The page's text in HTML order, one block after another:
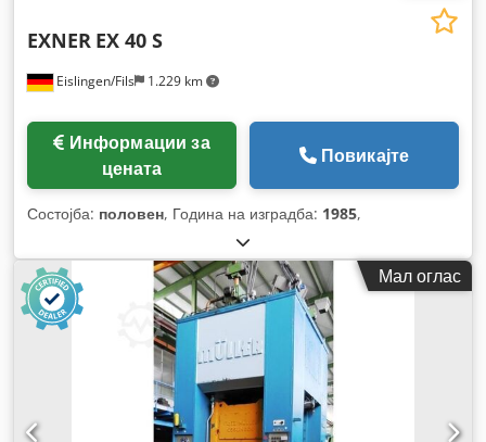
Eislingen/Fils 1.229 km
EXNER EX 40 S
цената
Повикајте
Состојба: половен, Година на изградба: 1985,
Мал оглас